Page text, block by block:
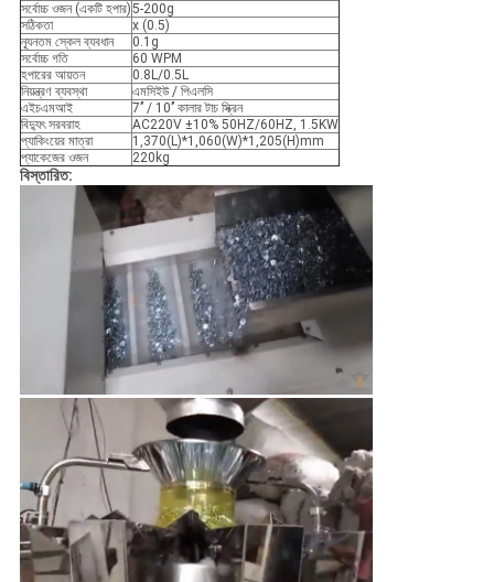
সর্বোচ্চ ওজন (একটি হপার)5-200g
সঠিকতা
x (0.5)
ন্যূনতম স্কেল ব্যবধান
0.1g
সর্বোচ্চ গতি
60 WPM
হপারের আয়তন
0.8L/0.5L
নিয়ন্ত্রণ ব্যবস্থা
এমসিইউ / পিএলসি
এইচএমআই
7’’ / 10’’ কালার টাচ স্ক্রিন
বিদ্যুৎ সরবরাহ
AC220V ±10% 50HZ/60HZ, 1.5KW
প্যাকিংয়ের মাত্রা
1,370(L)*1,060(W)*1,205(H)mm
প্যাকেজের ওজন
220kg
বিস্তারিত: